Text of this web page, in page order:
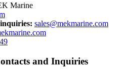
Marine
sales@mekmarine.com
and Inquiries